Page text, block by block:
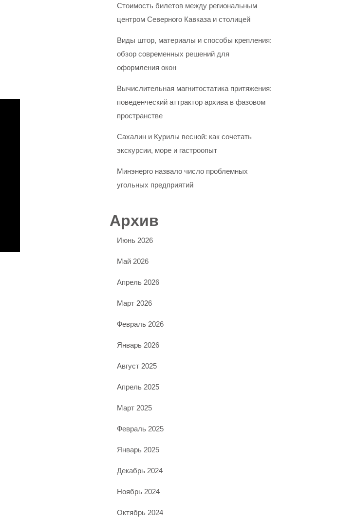
Стоимость билетов между региональным
центром Северного Кавказа и столицей
Виды штор, материалы и способы крепления:
обзор современных решений для
оформления окон
Вычислительная магнитостатика притяжения:
поведенческий аттрактор архива в фазовом
пространстве
Сахалин и Курилы весной: как сочетать
экскурсии, море и гастроопыт
Минэнерго назвало число проблемных
угольных предприятий
Архив
Июнь 2026
Май 2026
Апрель 2026
Март 2026
Февраль 2026
Январь 2026
Август 2025
Апрель 2025
Март 2025
Февраль 2025
Январь 2025
Декабрь 2024
Ноябрь 2024
Октябрь 2024